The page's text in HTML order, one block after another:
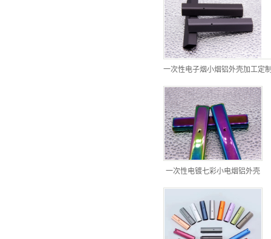
一次性电子烟小烟铝外壳加工定
一次性电镀七彩小电烟铝外壳